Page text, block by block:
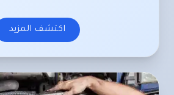
اكتشف المزيد